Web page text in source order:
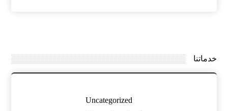
خدماتنا
Uncategorized